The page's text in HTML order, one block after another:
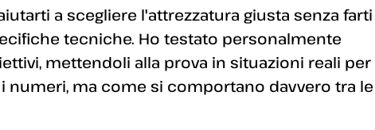
a scegliere l'attrezzatura giusta senza farti
tecniche. Ho testato personalmente
mettendoli alla prova in situazioni reali per
numeri, ma come si comportano davvero tra le